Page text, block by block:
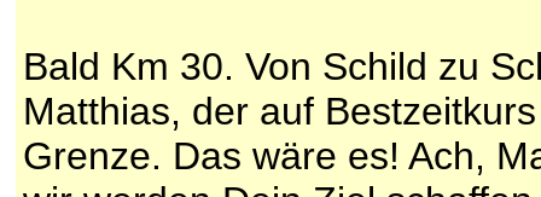
Bald Km 30. Von Schild zu
Matthias, der auf
Grenze. Das wäre es! Ach,